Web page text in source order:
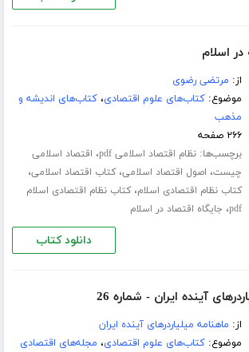
اسلام
از: مرتضی رضوی
موضوع:کتاب‌های علوم اقتصادی،کتاب‌های اندیشه و
مذهب
۲۶۶ صفحه
برچسب‌ها:نظام اقتصاد اسلامی pdf ، اقتصاد اسلامی
چیست، اصول اقتصاد اسلامی،کتاب اقتصاد اسلامی،
کتاب نظام اقتصادی اسلام،کتاب نظام اقتصادی اسلام
pdf، جایگاه اقتصاد در اسلام
دانلود کتاب
آینده ایران - شماره 26
از: ماهنامه میلیاردرهای آینده ایران
موضوع:کتاب‌های علوم اقتصادی، مجله‌های اقتصادی